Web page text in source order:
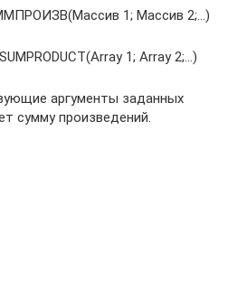
1; Массив 2;…)
SUMPRODUCT(Array 1; Array 2;…)
аргументы заданных
сумму произведений.